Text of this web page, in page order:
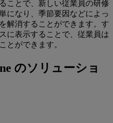
ことで、新しい従業員の研修
になり、季節要因などによっ
解消することができます。す
に表示することで、従業員は
とができます。
のソリューショ